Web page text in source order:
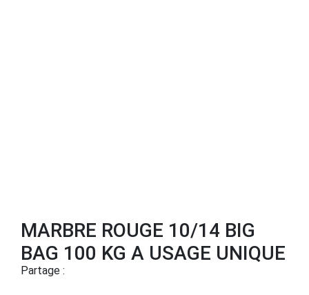
MARBRE ROUGE 10/14 BIG
BAG 100 KG A USAGE UNIQUE
Partage :